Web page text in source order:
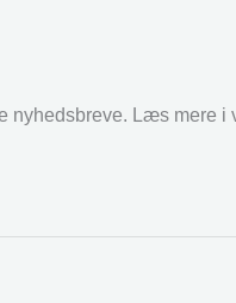
nyhedsbreve. Læs mere i